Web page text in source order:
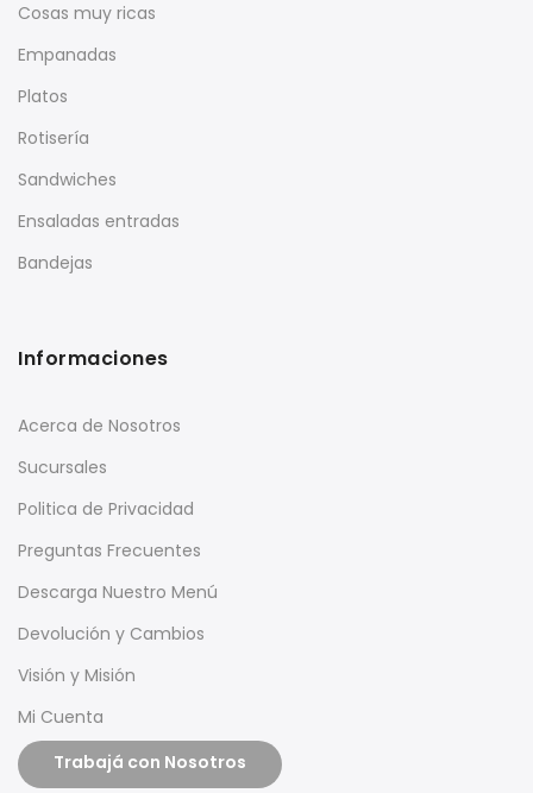
Cosas muy ricas
Empanadas
Platos
Rotisería
Sandwiches
Ensaladas entradas
Bandejas
Informaciones
Acerca de Nosotros
Sucursales
Politica de Privacidad
Preguntas Frecuentes
Descarga Nuestro Menú
Devolución y Cambios
Visión y Misión
Mi Cuenta
Trabajá con Nosotros